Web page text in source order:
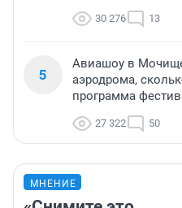
30 276 13
5
Авиашоу в
аэродрома,
программа
27 322 50
МНЕНИЕ